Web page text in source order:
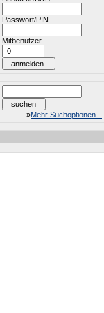
Passwort/PIN
Mitbenutzer
»Mehr Suchoptionen...